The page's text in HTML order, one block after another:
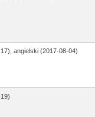
angielski (2017-08-04)